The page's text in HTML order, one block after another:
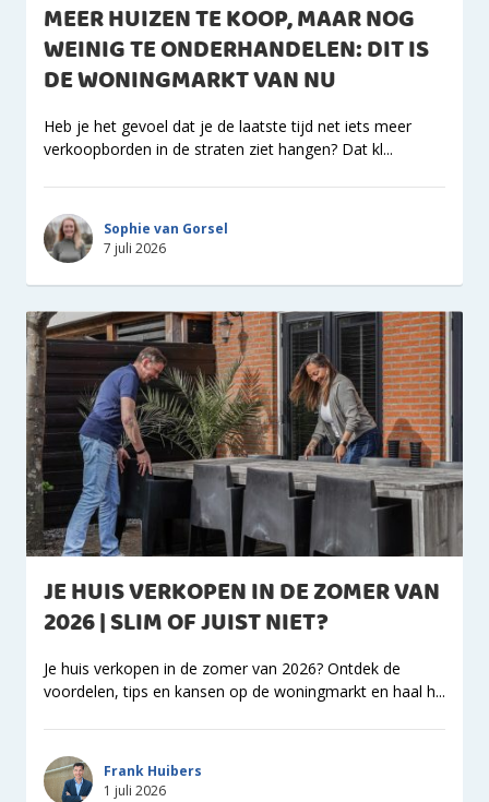
MEER HUIZEN TE KOOP, MAAR NOG
WEINIG TE ONDERHANDELEN: DIT IS
DE WONINGMARKT VAN NU
Heb je het gevoel dat je de laatste tijd net iets meer
verkoopborden in de straten ziet hangen? Dat kl...
Sophie van Gorsel
7 juli 2026
JE HUIS VERKOPEN IN DE ZOMER VAN
2026 | SLIM OF JUIST NIET?
Je huis verkopen in de zomer van 2026? Ontdek de
voordelen, tips en kansen op de woningmarkt en haal h...
Frank Huibers
1 juli 2026